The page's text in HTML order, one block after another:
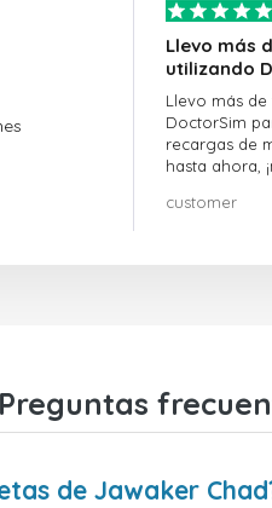
Llevo más
utilizando
Llevo más
DoctorSim
recargas de
hasta ahora,
customer
Preguntas
de Jawaker